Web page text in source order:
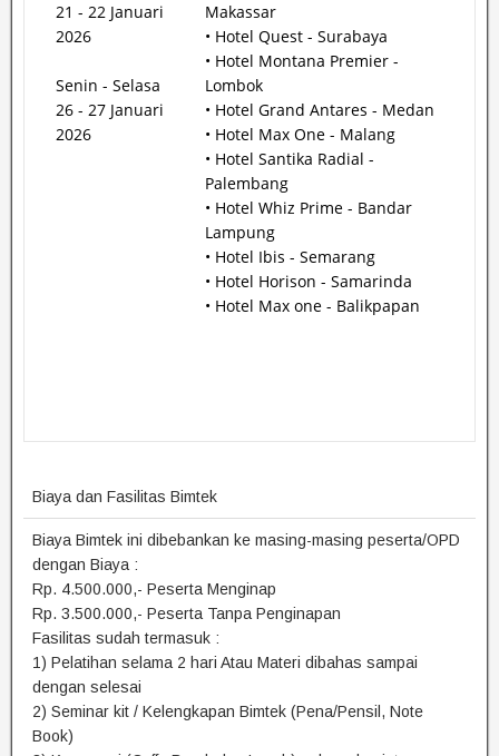
21 - 22 Januari
2026
Senin - Selasa
26 - 27 Januari
2026
Makassar
• Hotel Quest - Surabaya
• Hotel Montana Premier -
Lombok
• Hotel Grand Antares - Medan
• Hotel Max One - Malang
• Hotel Santika Radial -
Palembang
• Hotel Whiz Prime - Bandar
Lampung
• Hotel Ibis - Semarang
• Hotel Horison - Samarinda
• Hotel Max one - Balikpapan
Biaya dan Fasilitas Bimtek
Biaya Bimtek ini dibebankan ke masing-masing peserta/OPD
dengan Biaya :
Rp. 4.500.000,- Peserta Menginap
Rp. 3.500.000,- Peserta Tanpa Penginapan
Fasilitas sudah termasuk :
1) Pelatihan selama 2 hari Atau Materi dibahas sampai
dengan selesai
2) Seminar kit / Kelengkapan Bimtek (Pena/Pensil, Note
Book)